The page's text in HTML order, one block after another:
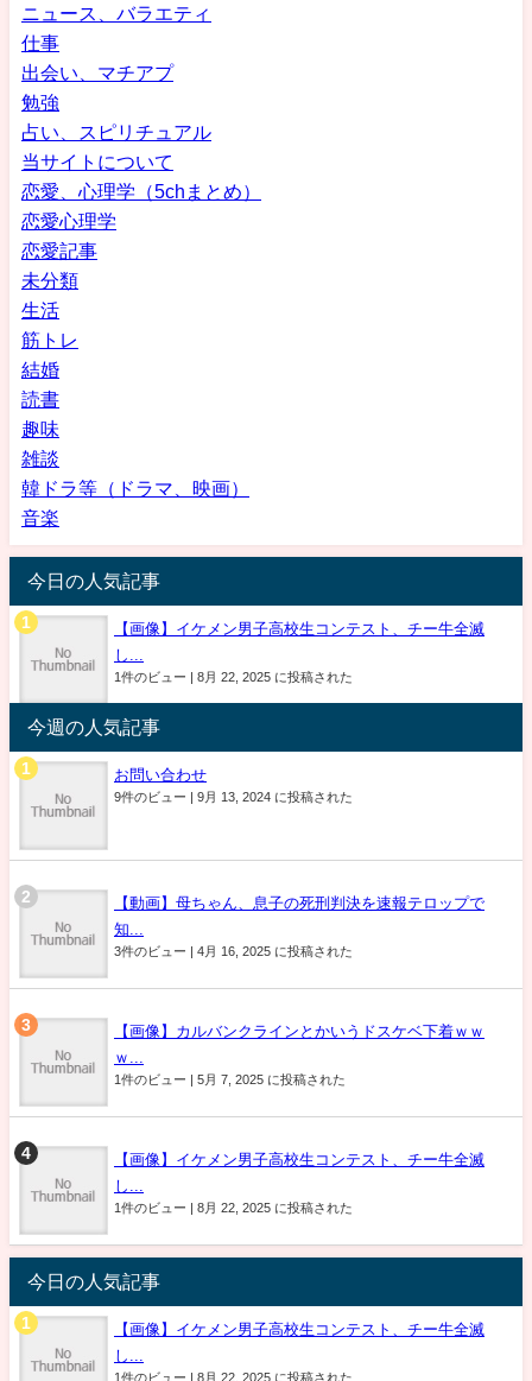
ニュース、バラエティ
仕事
出会い、マチアプ
勉強
占い、スピリチュアル
当サイトについて
恋愛、心理学（5chまとめ）
恋愛心理学
恋愛記事
未分類
生活
筋トレ
結婚
読書
趣味
雑談
韓ドラ等（ドラマ、映画）
音楽
今日の人気記事
【画像】イケメン男子高校生コンテスト、チー牛全滅
し...
1件のビュー | 8月 22, 2025 に投稿された
今週の人気記事
お問い合わせ
9件のビュー | 9月 13, 2024 に投稿された
【動画】母ちゃん、息子の死刑判決を速報テロップで
知...
3件のビュー | 4月 16, 2025 に投稿された
【画像】カルバンクラインとかいうドスケベ下着ｗｗ
ｗ...
1件のビュー | 5月 7, 2025 に投稿された
【画像】イケメン男子高校生コンテスト、チー牛全滅
し...
1件のビュー | 8月 22, 2025 に投稿された
今日の人気記事
【画像】イケメン男子高校生コンテスト、チー牛全滅
し...
1件のビュー | 8月 22, 2025 に投稿された